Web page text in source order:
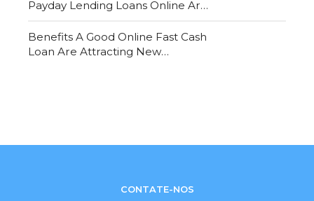
Payday Lending Loans Online Are
Benefits A Good Online Fast Cash
Loan Are Attracting New
CONTATE-NOS